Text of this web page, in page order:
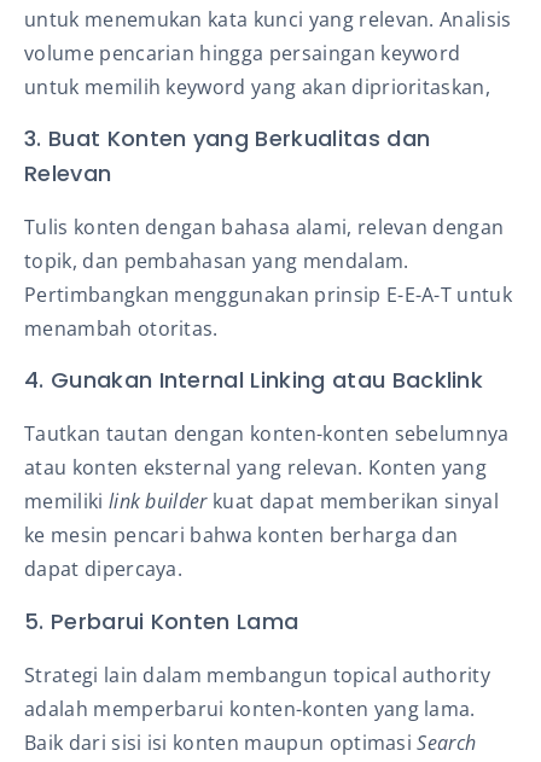
untuk menemukan kata kunci yang relevan. Analisis
volume pencarian hingga persaingan keyword
untuk memilih keyword yang akan diprioritaskan,
3. Buat Konten yang Berkualitas dan
Relevan
Tulis konten dengan bahasa alami, relevan dengan
topik, dan pembahasan yang mendalam.
Pertimbangkan menggunakan prinsip E-E-A-T untuk
menambah otoritas.
4. Gunakan Internal Linking atau Backlink
Tautkan tautan dengan konten-konten sebelumnya
atau konten eksternal yang relevan. Konten yang
memiliki link builder kuat dapat memberikan sinyal
ke mesin pencari bahwa konten berharga dan
dapat dipercaya.
5. Perbarui Konten Lama
Strategi lain dalam membangun topical authority
adalah memperbarui konten-konten yang lama.
Baik dari sisi isi konten maupun optimasiSearch